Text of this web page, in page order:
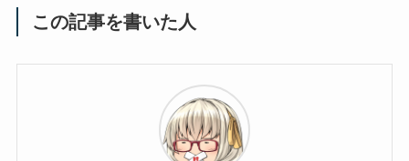
この記事を書いた人